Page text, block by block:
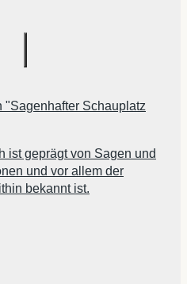
"Sagenhafter Schauplatz
ist geprägt von Sagen und
und vor allem der
bekannt ist.